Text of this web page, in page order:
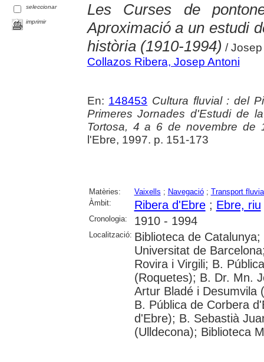
seleccionar
imprimir
Les Curses de
Aproximació a un estudi
història (1910-1994) /
Collazos Ribera, Josep Antoni
En: 148453 Cultura fluvial : del
Primeres Jornades d'Estudi de
Tortosa, 4 a 6 de novembre de
l'Ebre, 1997. p. 151-173
Matèries: Vaixells ; Navegació; Transport
Àmbit:
Ribera d'Ebre; Ebre, riu
Cronologia: 1910 - 1994
Localització: Biblioteca de
Universitat de
Rovira i Virgili; B.
(Roquetes); B. Dr. Mn.
Artur Bladé i Desumvila
B. Pública de Corbera
d'Ebre); B. Sebastià
(Ulldecona); Biblioteca